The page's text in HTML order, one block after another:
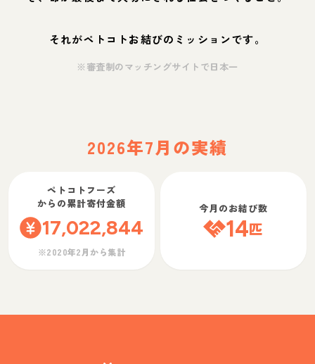
それがペトコトお結びのミッションです。
※審査制のマッチングサイトで日本一
2026年7月の実績
ペトコトフーズ
からの累計寄付金額
17,022,844
※2020年2月から集計
今月のお結び数
14匹